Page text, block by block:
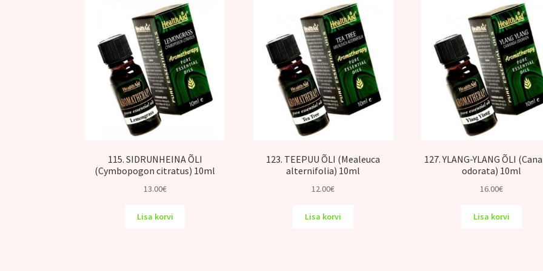
115. SIDRUNHEINA ÕLI
(Cymbopogon citratus) 10ml
13.00€
Lisa korvi
123. TEEPUU ÕLI (Mealeuca
alternifolia) 10ml
12.00€
Lisa korvi
127. YLANG-YLANG ÕLI
odorata) 10ml
16.00€
Lisa korvi